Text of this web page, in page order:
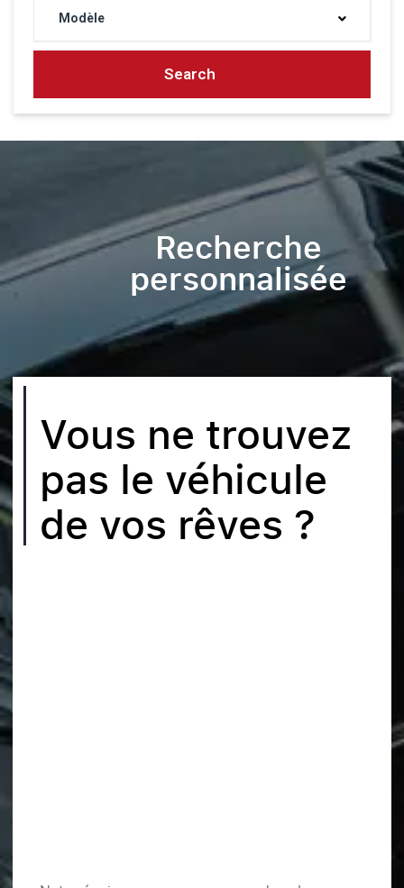
Modèle
Search
Recherche
personnalisée
Vous ne trouvez
pas le véhicule
de vos rêves ?